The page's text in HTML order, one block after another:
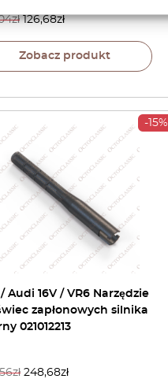
zł 126,68zł
Zobacz produkt
-15%
Audi 16V / VR6 Narzędzie
zapłonowych silnika
021012213
zł 248,68zł